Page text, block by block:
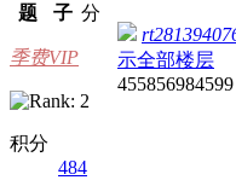
题
子 分
季费VIP
积分
484
示全部楼层
455856984599